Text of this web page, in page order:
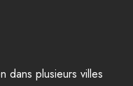
dans plusieurs villes